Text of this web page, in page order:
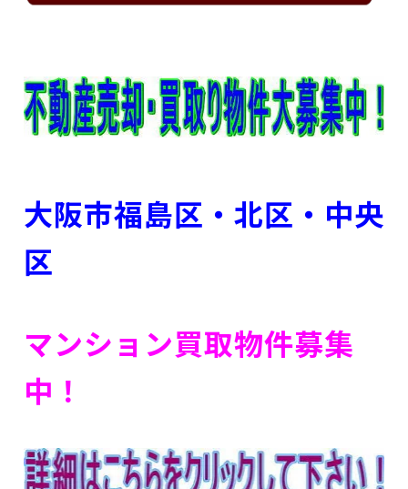
大阪市福島区・北区 ・中央
区
マンション買取物件募集
中！